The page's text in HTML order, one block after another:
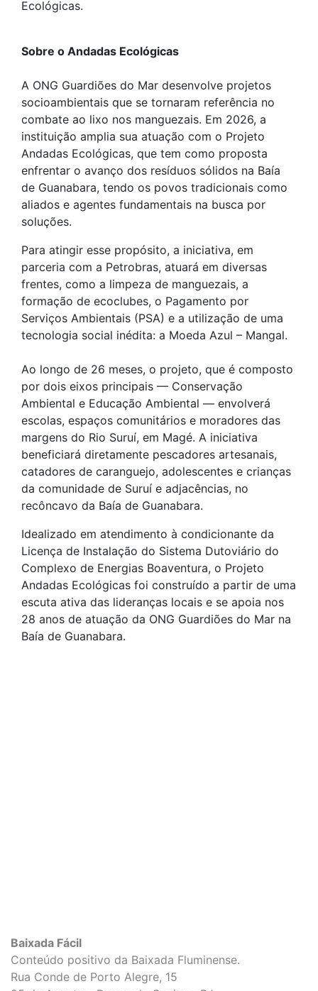
Ecológicas.
Sobre o Andadas Ecológicas
A ONG Guardiões do Mar desenvolve projetos
socioambientais que se tornaram referência no
combate ao lixo nos manguezais. Em 2026, a
instituição amplia sua atuação com o Projeto
Andadas Ecológicas, que tem como proposta
enfrentar o avanço dos resíduos sólidos na Baía
de Guanabara, tendo os povos tradicionais como
aliados e agentes fundamentais na busca por
soluções.
Para atingir esse propósito, a iniciativa, em
parceria com a Petrobras, atuará em diversas
frentes, como a limpeza de manguezais, a
formação de ecoclubes, o Pagamento por
Serviços Ambientais (PSA) e a utilização de uma
tecnologia social inédita: a Moeda Azul – Mangal.
Ao longo de 26 meses, o projeto, que é composto
por dois eixos principais — Conservação
Ambiental e Educação Ambiental — envolverá
escolas, espaços comunitários e moradores das
margens do Rio Suruí, em Magé. A iniciativa
beneficiará diretamente pescadores artesanais,
catadores de caranguejo, adolescentes e crianças
da comunidade de Suruí e adjacências, no
recôncavo da Baía de Guanabara.
Idealizado em atendimento à condicionante da
Licença de Instalação do Sistema Dutoviário do
Complexo de Energias Boaventura, o Projeto
Andadas Ecológicas foi construído a partir de uma
escuta ativa das lideranças locais e se apoia nos
28 anos de atuação da ONG Guardiões do Mar na
Baía de Guanabara.
Baixada Fácil
Conteúdo positivo da Baixada Fluminense.
Rua Conde de Porto Alegre, 15